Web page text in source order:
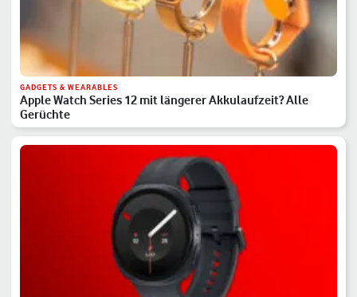
GADGETS & WEARABLES
Apple Watch Series 12 mit längerer Akkulaufzeit? Alle
Gerüchte